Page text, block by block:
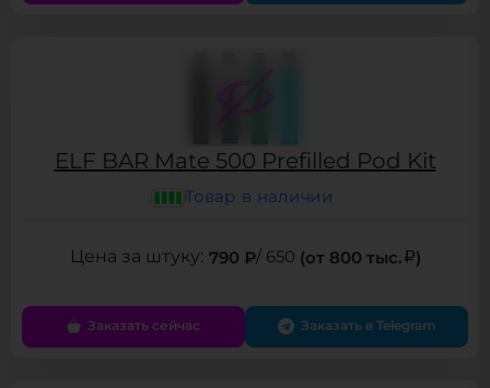
ELF BAR Mate 500 Prefilled Pod Kit
Товар в наличии
790 ₽/ 650 (от 800 тыс. )
Заказать сейчас Заказать в Telegram